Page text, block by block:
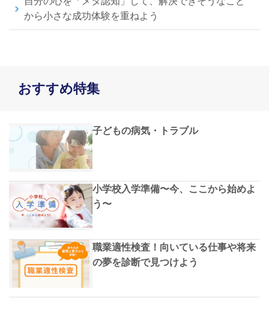
から小さな成功体験を重ねよう
おすすめ特集
子どもの病気・トラブル
小学校入学準備〜今、ここから始めよ
う〜
職業適性検査！向いている仕事や将来
の夢を診断で見つけよう